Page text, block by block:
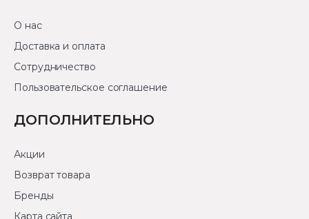
О нас
Доставка и оплата
Сотрудничество
Пользовательское соглашение
ДОПОЛНИТЕЛЬНО
Акции
Возврат товара
Бренды
Карта сайта